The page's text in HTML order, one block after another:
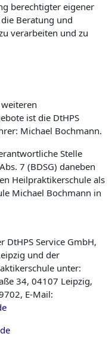
berechtigter eigener
Beratung und
verarbeiten und zu
ist die DtHPS
Michael Bochmann.
Stelle
7 (BDSG) daneben
Heilpraktikerschule als
Michael Bochmann in
DtHPS Service GmbH,
und der
unter:
34, 04107 Leipzig,
E-Mail: